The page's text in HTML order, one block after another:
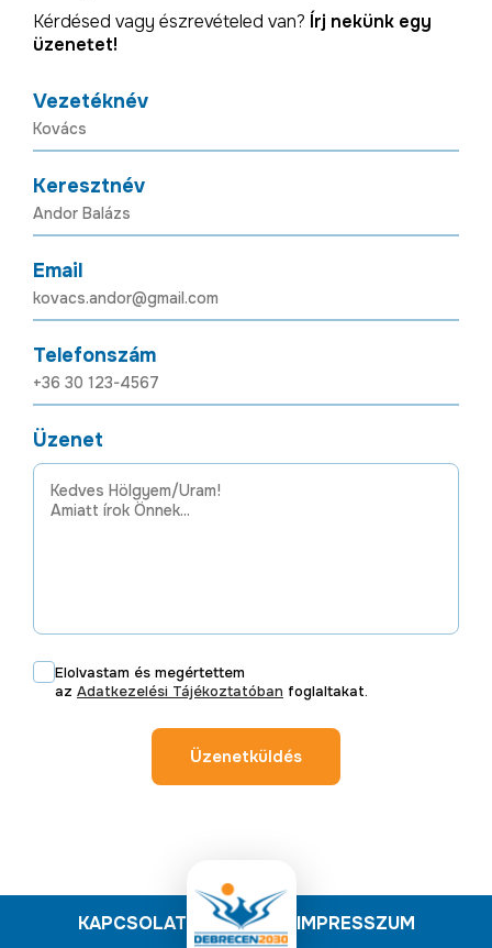
Kérdésed vagy észrevételed van? Írj nekünk egy
üzenetet!
Vezetéknév
Keresztnév
Email
Telefonszám
Üzenet
Elolvastam és megértettem
az Adatkezelési Tájékoztatóban foglaltakat.
Üzenetküldés
KAPCSOLAT IMPRESSZUM